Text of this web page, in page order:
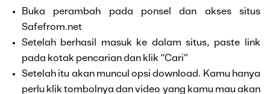
Buka perambah pada ponsel dan akses situs
Safefrom.net
Setelah berhasil masuk ke dalam situs, paste link
pada kotak pencarian dan klik “Cari”
Setelah itu akan muncul opsi download. Kamu hanya
perlu klik tombolnya dan video yang kamu mau akan